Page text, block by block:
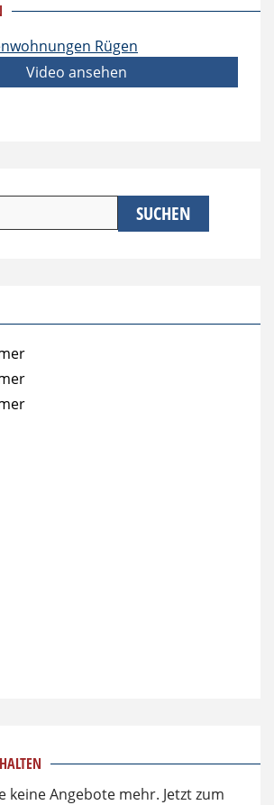
Video ansehen
keine Angebote mehr. Jetzt zum